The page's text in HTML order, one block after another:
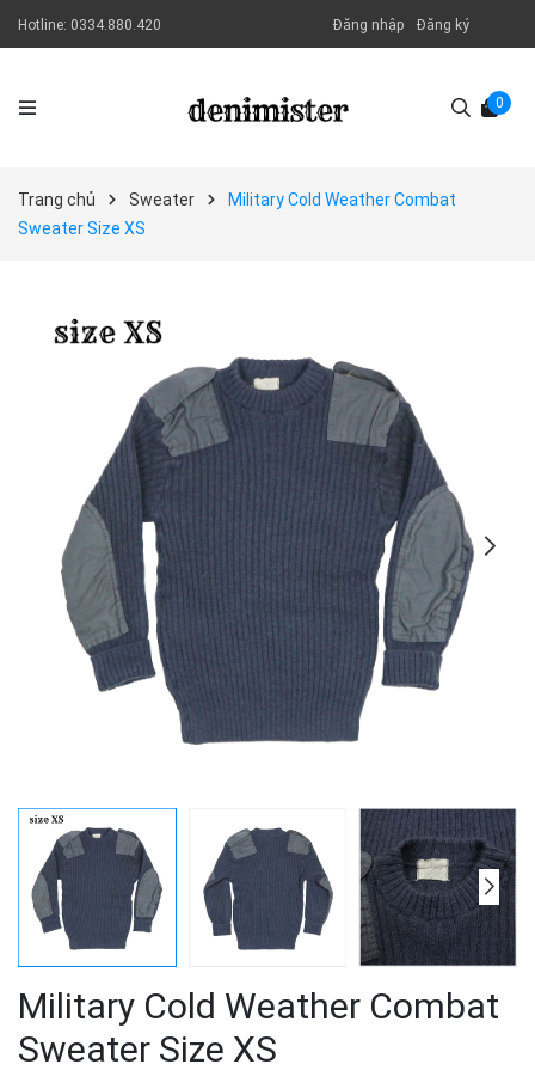
Hotline: 0334.880.420 Đăng nhập Đăng ký
0
Trang chủ Sweater
Military Cold Weather Combat
Sweater Size XS
Military Cold Weather Combat
Sweater Size XS